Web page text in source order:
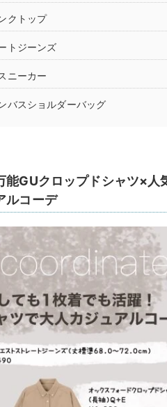
クトップ
トジーンズ
ニーカー
バスショルダーバッグ
GUクロップドシャツ×人
ルコーデ